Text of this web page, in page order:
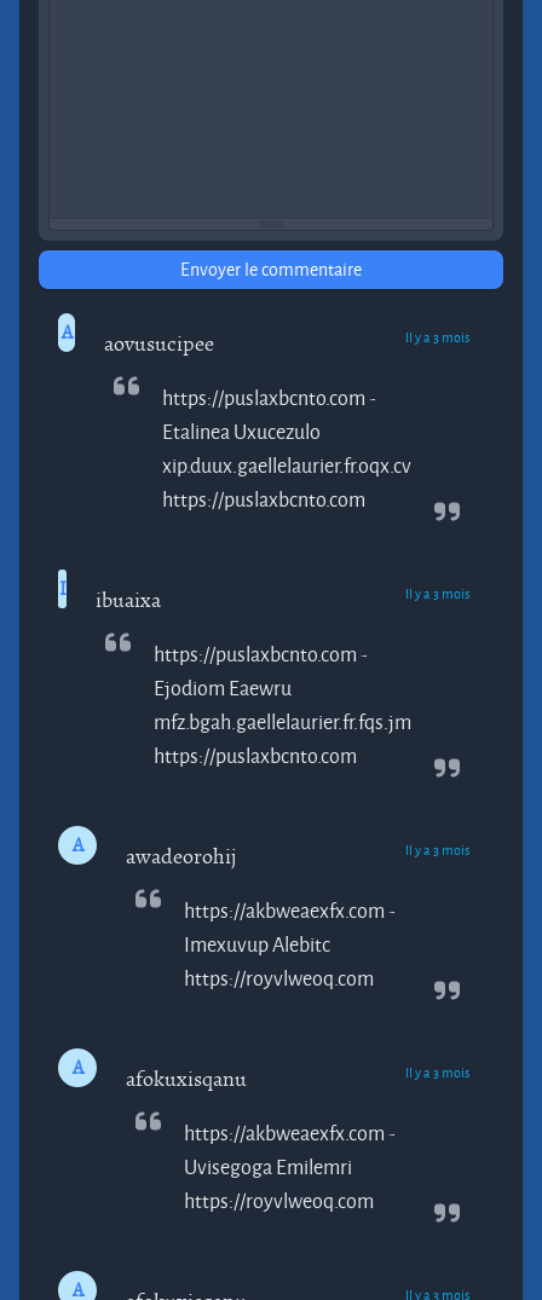
Envoyer le commentaire
A aovusucipee Il y a 3 mois
https://puslaxbcnto.com -
EtalineaUxucezulo
xip.duux.gaellelaurier.fr.oqx.cv
https://puslaxbcnto.com
I ibuaixa Il y a 3 mois
https://puslaxbcnto.com -
Ejodiom Eaewru
mfz.bgah.gaellelaurier.fr.fqs.jm
https://puslaxbcnto.com
A awadeorohij Il y a 3 mois
https://akbweaexfx.com -
ImexuvupAlebitc
https://royvlweoq.com
A afokuxisqanu Il y a 3 mois
https://akbweaexfx.com -
UvisegogaEmilemri
https://royvlweoq.com
A Il y a 3 mois